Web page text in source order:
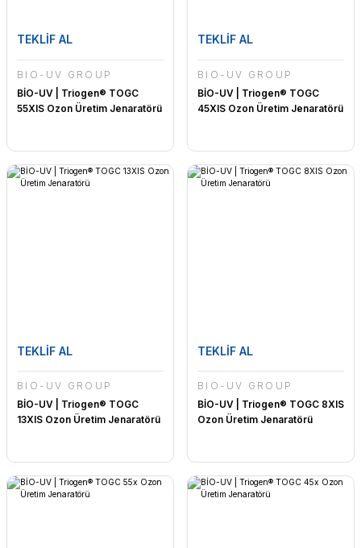
TEKLİF AL
BİO-UV GROUP
BİO-UV | Triogen® TOGC
55XIS Ozon Üretim Jenaratörü
TEKLİF AL
BİO-UV GROUP
BİO-UV | Triogen® TOGC
45XIS Ozon Üretim Jenaratörü
TEKLİF AL
BİO-UV GROUP
BİO-UV | Triogen® TOGC
13XIS Ozon Üretim Jenaratörü
TEKLİF AL
BİO-UV GROUP
BİO-UV | Triogen® TOGC 8XIS
Ozon Üretim Jenaratörü